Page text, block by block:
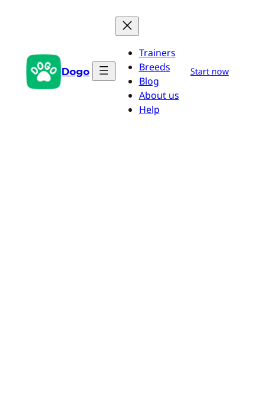
Dogo
Trainers
Breeds
Blog
About us
Help
Start now